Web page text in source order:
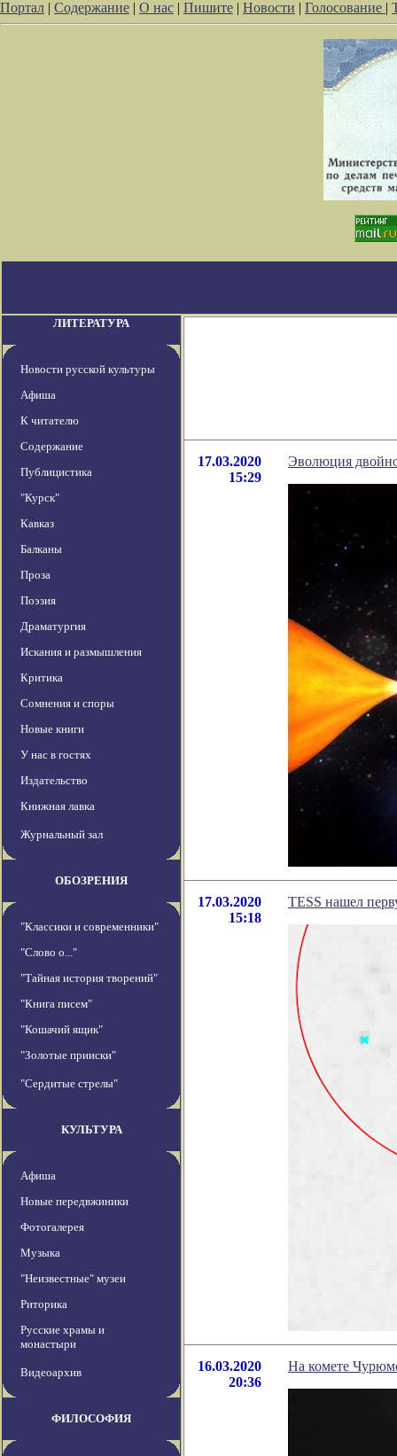
Портал | Содержание | О нас | Пишите | Новости | Голосование |
ЛИТЕРАТУРА
Новости русской культуры
Афиша
К читателю
Содержание
Публицистика
"Курск"
Кавказ
Балканы
Проза
Поэзия
Драматургия
Искания и размышления
Критика
Сомнения и споры
Новые книги
У нас в гостях
Издательство
Книжная лавка
Журнальный зал
ОБОЗРЕНИЯ
"Классики и современники"
"Слово о..."
"Тайная история творений"
"Книга писем"
"Кошачий ящик"
"Золотые прииски"
"Сердитые стрелы"
КУЛЬТУРА
Афиша
Новые передвжиники
Фотогалерея
Музыка
"Неизвестные" музеи
Риторика
Русские храмы и
монастыри
Видеоархив
ФИЛОСОФИЯ
17.03.2020
15:29
Эволюция
17.03.2020
15:18
TESS нашел
16.03.2020
20:36
На комете